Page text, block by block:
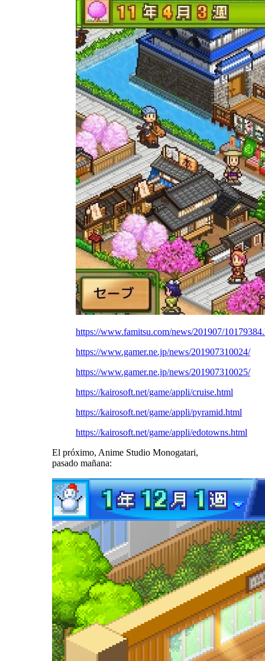
https://www.famitsu.com/news/201907/
https://www.gamer.ne.jp/news/201907310024/
https://www.gamer.ne.jp/news/201907310025/
https://kairosoft.net/game/appli/cruise.html
https://kairosoft.net/game/appli/pyramid.html
https://kairosoft.net/game/appli/edotowns.html
El próximo, Anime Studio Monogatari,
pasado mañana: